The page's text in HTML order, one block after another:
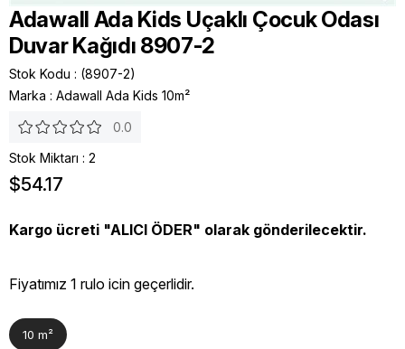
Adawall Ada Kids Uçaklı Çocuk Odası
Duvar Kağıdı 8907-2
Stok Kodu
(8907-2)
Marka : Adawall Ada Kids 10m²
0.0
Stok Miktarı : 2
$54.17
Kargo ücreti "ALICI ÖDER" olarak gönderilecektir.
Fiyatımız 1 rulo icin geçerlidir.
10 m²